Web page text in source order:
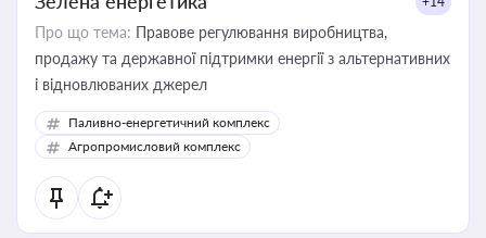
Про що тема: Правове регулювання виробництва,
продажу та державної підтримки енергії з альтернативних
і відновлюваних джерел
Паливно-енергетичний комплекс
Агропромисловий комплекс